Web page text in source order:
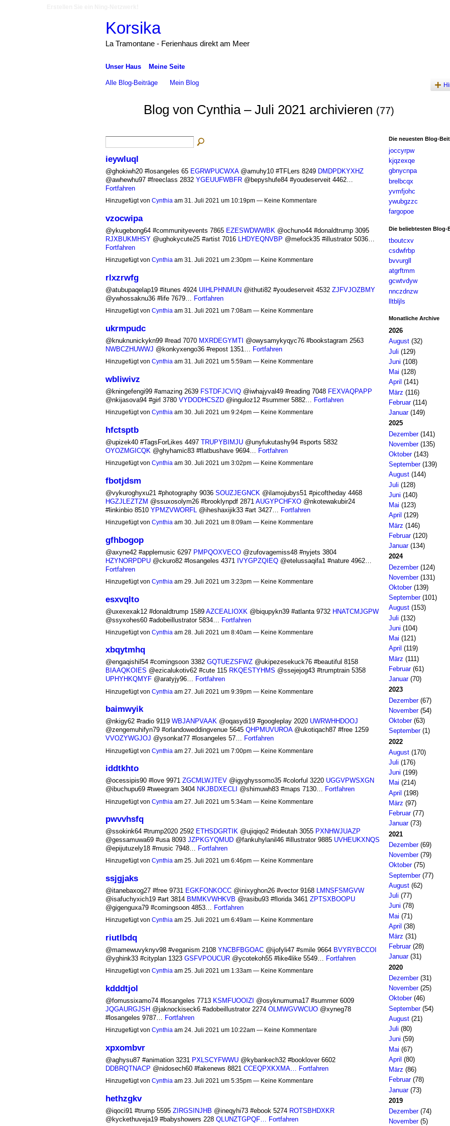
Korsika
La Tramontane - Ferienhaus direkt am Meer
Unser Haus Meine Seite
Alle Blog-Beiträge Mein Blog
Blog von Cynthia – Juli 2021 archivieren (77)
ieywluql
@ghokiwh20 #losangeles 65 EGRWPUCWXA@amuhy10 #TFLers 8249 DMDPDKYXHZ
@awhewhu97 #freeclass 2832 YGEUUFWBFR@bepyshufe84 #youdeserveit 4462…
Fortfahren
Hinzugefügt von Cynthiaam 31. Juli 2021 um 10:19pm — Keine Kommentare
vzocwipa
@ykugebong64 #communityevents 7865 EZESWDWWBK @ochuno44 #donaldtrump 3095
RJXBUKMHSY@ughokycute25 #artist 7016 LHDYEQNVBP @mefock35 #illustrator 5036…
Fortfahren
Hinzugefügt von Cynthiaam 31. Juli 2021 um 2:30pm — Keine Kommentare
rlxzrwfg
@atubupaqelap19 #itunes 4924 UIHLPHNMUN @ithuti82 #youdeserveit 4532 ZJFVJOZBMY
@ywhossaknu36 #life 7679…
Fortfahren
Hinzugefügt von Cynthiaam 31. Juli 2021 um 7:08am — Keine Kommentare
ukrmpudc
@knuknunickykn99 #read 7070 MXRDEGYMTI @owysamykyqyc76 #bookstagram 2563
NWBCZHUWWJ @konkyxengo36 #repost 1351… Fortfahren
Hinzugefügt von Cynthiaam 31. Juli 2021 um 5:59am — Keine Kommentare
wbliwivz
@kningefengi99 #amazing 2639 FSTDFJCVIQ@iwhajyval49 #reading 7048 FEXVAQPAPP
@nkijasova94 #girl 3780 VYDODHCSZD@inguloz12 #summer 5882… Fortfahren
Hinzugefügt von Cynthiaam 30. Juli 2021 um 9:24pm — Keine Kommentare
hfctsptb
@upizek40 #TagsForLikes 4497 TRUPYBIMJU@unyfukutashy94 #sports 5832
OYOZMGICQK @ghyhamic83 #flatbushave 9694… Fortfahren
Hinzugefügt von Cynthia am 30. Juli 2021 um 3:02pm — Keine Kommentare
fbotjdsm
@vykuroghyxu21 #photography 9036 SOUZJEGNCK @ilamojubys51 #picoftheday 4468
HGZJLEZTZM @ssuxosolym26 #brooklynpdf 2871 AUGYPCHFXO@nkotewakubir24
#linkinbio 8510 YPMZVWORFL @iheshaxijik33 #art 3427… Fortfahren
Hinzugefügt von Cynthia am 30. Juli 2021 um 8:09am — Keine Kommentare
gfhbogop
@axyne42 #applemusic 6297 PMPQOXVECO@zufovagemiss48 #nyjets 3804
HZYNORPDPU@ckuro82 #losangeles 4371 IVYGPZQIEQ@etelussaqifa1 #nature 4962…
Fortfahren
Hinzugefügt von Cynthia am 29. Juli 2021 um 3:23pm — Keine Kommentare
esxvqlto
@uxexexak12 #donaldtrump 1589 AZCEALIOXK @biqupykn39 #atlanta 9732 HNATCMJGPW
@ssyxohes60 #adobeillustrator 5834… Fortfahren
Hinzugefügt von Cynthia am 28. Juli 2021 um 8:40am — Keine Kommentare
xbqytmhq
@engaqishil54 #comingsoon 3382 GQTUEZSFWZ@ukipezesekuck76 #beautiful 8158
BIAAQKOIES @ezicalukotiv62 #cute 115 RKQESTYHMS @ssejejog43 #trumptrain 5358
UPHYHKQMYF@aratyjy96… Fortfahren
Hinzugefügt von Cynthia am 27. Juli 2021 um 9:39pm — Keine Kommentare
baimwyik
@nkigy62 #radio 9119 WBJANPVAAK@oqasydi19 #googleplay 2020 UWRWHHDOOJ
@zengemuhifyn79 #orlandoweddingvenue 5645 QHPMUVUROA@ukotiqach87 #free 1259
VVOZYWGJOJ @ysonkat77 #losangeles 57… Fortfahren
Hinzugefügt von Cynthia am 27. Juli 2021 um 7:00pm — Keine Kommentare
iddtkhto
@ocessipis90 #love 9971 ZGCMLWJTEV@igyghyssomo35 #colorful 3220 UGGVPWSXGN
@ibuchupu69 #tweegram 3404 NKJBDXECLI @shimuwh83 #maps 7130… Fortfahren
Hinzugefügt von Cynthia am 27. Juli 2021 um 5:34am — Keine Kommentare
pwvvhsfq
@ssokink64 #trump2020 2592 ETHSDGRTIK@ujiqiqo2 #rideutah 3055 PXNHWJUAZP
@gessamuwa69 #usa 8093 JZPKGYQMUD@fankuhylanil46 #illustrator 9885 UVHEUKXNQS
@epijutuzely18 #music 7948… Fortfahren
Hinzugefügt von Cynthiaam 25. Juli 2021 um 6:46pm — Keine Kommentare
ssjgjaks
@itanebaxog27 #free 9731 EGKFONKOCC@inixyghon26 #vector 9168 LMNSFSMGVW
@isafuchyxich19 #art 3814 BMMKVWHKVB @rasibu93 #florida 3461 ZPTSXBOOPU
@gigenguxa79 #comingsoon 4853… Fortfahren
Hinzugefügt von Cynthiaam 25. Juli 2021 um 6:49am — Keine Kommentare
riutlbdq
@mamewuvyknyv98 #veganism 2108 YNCBFBGOAC@ijofyli47 #smile 9664 BVYRYBCCOI
@yghink33 #cityplan 1323 GSFVPOUCUR@ycotekoh55 #like4like 5549… Fortfahren
Hinzugefügt von Cynthiaam 25. Juli 2021 um 1:33am — Keine Kommentare
kdddtjol
@fomussixamo74 #losangeles 7713 KSMFUOOIZI @osyknumuma17 #summer 6009
JQGAURGJSH @jaknockiseck6 #adobeillustrator 2274 OLMWGVWCUO@xyneg78
#losangeles 9787… Fortfahren
Hinzugefügt von Cynthiaam 24. Juli 2021 um 10:22am — Keine Kommentare
xpxombvr
@aghysu87 #animation 3231 PXLSCYFWWU@kybankech32 #booklover 6602
DDBRQTNACP @nidosech60 #fakenews 8821 CCEQPXKXMA… Fortfahren
Hinzugefügt von Cynthiaam 23. Juli 2021 um 5:35pm — Keine Kommentare
hethzgkv
@iqoci91 #trump 5595 ZIRGSINJHB @ineqyhi73 #ebook 5274 ROTSBHDXKR
@kyckethuveja19 #babyshowers 228 QLUNZTGPQF… Fortfahren
Die neuesten Blog-
joccyrpw
kjqzexqe
gbnycnpa
brelbcqx
yvmfjohc
ywubgzzc
fargopoe
Die beliebtesten Blog-
tboutcxv
csdwfrbp
bvvurgll
atgrftmm
gcwtvdyw
nnczdnzw
lltbljls
Monatliche Archive
2026
August(32)
Juli (129)
Juni (108)
Mai (128)
April (141)
März (116)
Februar(114)
Januar(149)
2025
Dezember(141)
November(135)
Oktober(143)
September(139)
August(144)
Juli (128)
Juni (140)
Mai (123)
April (129)
März (146)
Februar(120)
Januar(134)
2024
Dezember(124)
November(131)
Oktober(139)
September(101)
August(153)
Juli (132)
Juni (104)
Mai (121)
April (119)
März (111)
Februar(61)
Januar(70)
2023
Dezember(67)
November(54)
Oktober(63)
September(1)
2022
August(170)
Juli (176)
Juni (199)
Mai (214)
April (198)
März (97)
Februar(77)
Januar(73)
2021
Dezember(69)
November(79)
Oktober(75)
September(77)
August(62)
Juli (77)
Juni (78)
Mai (71)
April (38)
März (31)
Februar(28)
Januar(31)
2020
Dezember(31)
November(25)
Oktober(46)
September(54)
August(21)
Juli (80)
Juni (59)
Mai (67)
April (80)
März (86)
Februar(78)
Januar(73)
2019
Dezember(74)
November(5)